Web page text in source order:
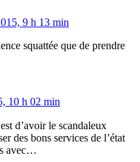
9 h 13 min
squattée que de prendre
10 h 02 min
d’avoir le scandaleux
des bons services de l’état
avec…